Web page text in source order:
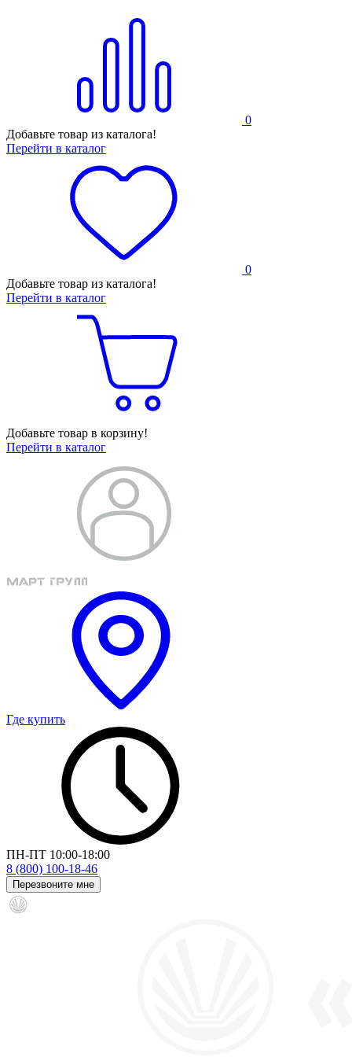
0
Добавьте товар из каталога!
Перейти в каталог
0
Добавьте товар из каталога!
Перейти в каталог
Добавьте товар в корзину!
Перейти в каталог
Где купить
ПН-ПТ 10:00-18:00
8 (800) 100-18-46
Перезвоните мне